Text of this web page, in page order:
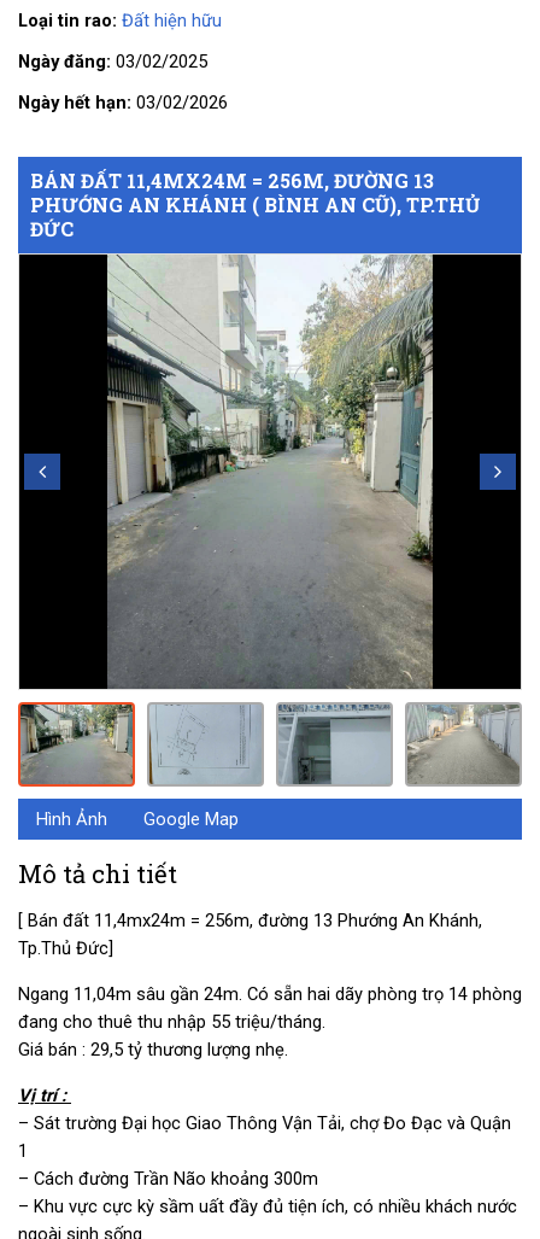
BÁN ĐẤT 11,4MX24M = 256M, ĐƯỜNG 13
PHƯỚNG AN KHÁNH ( BÌNH AN CŨ), TP.THỦ
ĐỨC
Hình Ảnh Google Map
Mô tả chi tiết
[ Bán đất 11,4mx24m = 256m, đường 13 Phướng An Khánh,
Tp.Thủ Đức]
Ngang 11,04m sâu gần 24m. Có sẵn hai dãy phòng trọ 14 phòng
đang cho thuê thu nhập 55 triệu/tháng.
Giá bán : 29,5 tỷ thương lượng nhẹ.
Vị trí :
– Sát trường Đại học Giao Thông Vận Tải, chợ Đo Đạc và Quận
1
– Cách đường Trần Não khoảng 300m
– Khu vực cực kỳ sầm uất đầy đủ tiện ích, có nhiều khách nước
ngoài sinh sống.
Loại tin rao: Đất hiện hữu
Ngày đăng: 03/02/2025
Ngày hết hạn: 03/02/2026